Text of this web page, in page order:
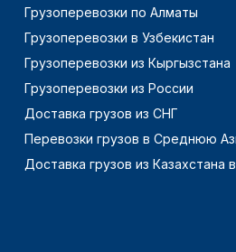
Грузоперевозки по Алматы
Грузоперевозки в Узбекистан
Грузоперевозки из Кыргызстана
Грузоперевозки из России
Доставка грузов из СНГ
Перевозки грузов в Среднюю
Доставка грузов из Казахстана